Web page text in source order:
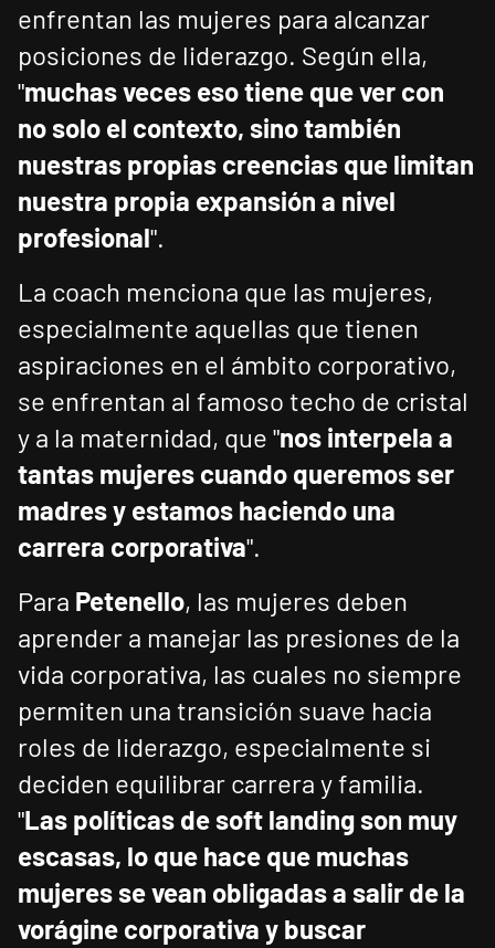
enfrentan las mujeres para alcanzar
posiciones de liderazgo. Según ella,
"muchas veces eso tiene que ver con
no solo el contexto, sino también
nuestras propias creencias que limitan
nuestra propia expansión a nivel
profesional".
La coach menciona que las mujeres,
especialmente aquellas que tienen
aspiraciones en el ámbito corporativo,
se enfrentan al famoso techo de cristal
y a la maternidad, que "nos interpela a
tantas mujeres cuando queremos ser
madres y estamos haciendo una
carrera corporativa".
Para Petenello, las mujeres deben
aprender a manejar las presiones de la
vida corporativa, las cuales no siempre
permiten una transición suave hacia
roles de liderazgo, especialmente si
deciden equilibrar carrera y familia.
"Las políticas de soft landing son muy
escasas, lo que hace que muchas
mujeres se vean obligadas a salir de la
vorágine corporativa y buscar